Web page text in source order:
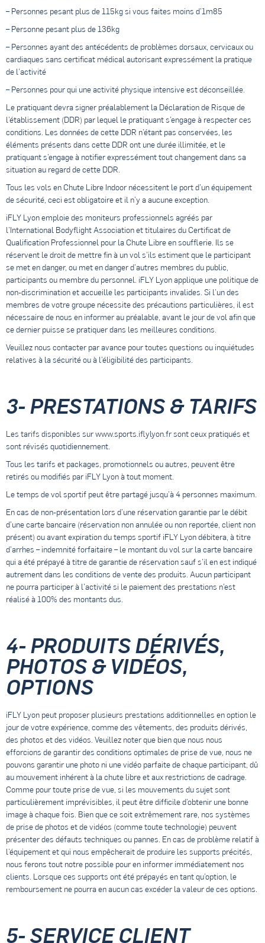
– Personnes pesant plus de 115kg si vous faites moins d’1m85
– Personne pesant plus de 136kg
– Personnes ayant des antécédents de problèmes dorsaux, cervicaux ou
cardiaques sans certificat médical autorisant expressément la pratique
de l’activité
– Personnes pour qui une activité physique intensive est déconseillée.
Le pratiquant devra signer préalablement la Déclaration de Risque de
l’établissement (DDR) par lequel le pratiquant s’engage à respecter ces
conditions. Les données de cette DDR n’étant pas conservées, les
éléments présents dans cette DDR ont une durée illimitée, et le
pratiquant s’engage à notifier expressément tout changement dans sa
situation au regard de cette DDR.
Tous les vols en Chute Libre Indoor nécessitent le port d’un équipement
de sécurité, ceci est obligatoire et il n’y a aucune exception.
iFLY Lyon emploie des moniteurs professionnels agréés par
l’International Bodyflight Association et titulaires du Certificat de
Qualification Professionnel pour la Chute Libre en soufflerie. Ils se
réservent le droit de mettre fin à un vol s’ils estiment que le participant
se met en danger, ou met en danger d’autres membres du public,
participants ou membre du personnel. iFLY Lyon applique une politique de
non-discrimination et accueille les participants invalides. Si l’un des
membres de votre groupe nécessite des précautions particulières, il est
nécessaire de nous en informer au préalable, avant le jour de vol afin que
ce dernier puisse se pratiquer dans les meilleures conditions.
Veuillez nous contacter par avance pour toutes questions ou inquiétudes
relatives à la sécurité ou à l’éligibilité des participants.
3- PRESTATIONS & TARIFS
Les tarifs disponibles sur www.sports.iflylyon.fr sont ceux pratiqués et
sont révisés quotidiennement.
Tous les tarifs et packages, promotionnels ou autres, peuvent être
retirés ou modifiés par iFLY Lyon à tout moment.
Le temps de vol sportif peut être partagé jusqu’à 4 personnes maximum.
En cas de non-présentation lors d’une réservation garantie par le débit
d’une carte bancaire (réservation non annulée ou non reportée, client non
présent) ou avant expiration du temps sportif iFLY Lyon débitera, à titre
d’arrhes – indemnité forfaitaire – le montant du vol sur la carte bancaire
qui a été prépayé à titre de garantie de réservation sauf s’il en est indiqué
autrement dans les conditions de vente des produits. Aucun participant
ne pourra participer à l’activité si le paiement des prestations n’est
réalisé à 100% des montants dus.
4- PRODUITS DÉRIVÉS,
PHOTOS & VIDÉOS,
OPTIONS
iFLY Lyon peut proposer plusieurs prestations additionnelles en option le
jour de votre expérience, comme des vêtements, des produits dérivés,
des photos et des vidéos. Veuillez noter que bien que nous nous
efforcions de garantir des conditions optimales de prise de vue, nous ne
pouvons garantir une photo ni une vidéo parfaite de chaque participant, dû
au mouvement inhérent à la chute libre et aux restrictions de cadrage.
Comme pour toute prise de vue, si les mouvements du sujet sont
particulièrement imprévisibles, il peut être difficile d’obtenir une bonne
image à chaque fois. Bien que ce soit extrêmement rare, nos systèmes
de prise de photos et de vidéos (comme toute technologie) peuvent
présenter des défauts techniques ou pannes. En cas de problème relatif à
l’équipement et qui nous empêcherait de produire les supports précités,
nous ferons tout notre possible pour en informer immédiatement nos
clients. Lorsque ces supports ont été prépayés en tant qu’option, le
remboursement ne pourra en aucun cas excéder la valeur de ces options.
5- SERVICE CLIENT